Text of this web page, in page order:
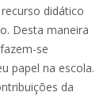
didático
Desta maneira
se
papel na escola.
da